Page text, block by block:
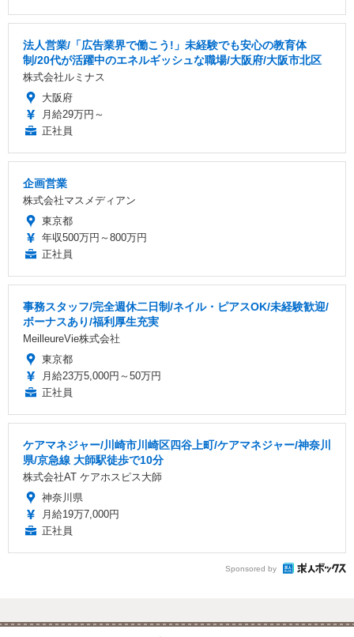
法人営業/「広告業界で働こう!」未経験でも安心の教育体
制/20代が活躍中のエネルギッシュな職場/大阪府/大阪市北区
株式会社ルミナス
大阪府
月給29万円～
正社員
企画営業
株式会社マスメディアン
東京都
年収500万円～800万円
正社員
事務スタッフ/完全週休二日制/ネイル・ピアスOK/未経験歓迎/
ボーナスあり/福利厚生充実
MeilleureVie株式会社
東京都
月給23万5,000円～50万円
正社員
ケアマネジャー/川崎市川崎区四谷上町/ケアマネジャー/神奈川
県/京急線 大師駅徒歩で10分
株式会社AT ケアホスピス大師
神奈川県
月給19万7,000円
正社員
Sponsored by